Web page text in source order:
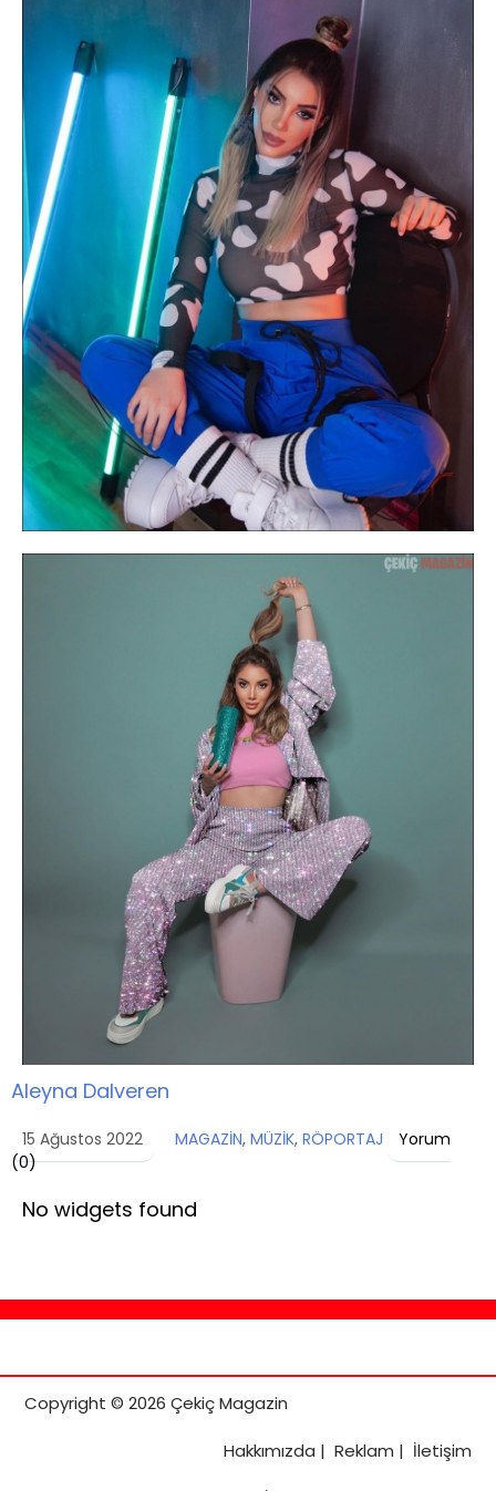
Aleyna Dalveren
15 Ağustos 2022 MAGAZİN, MÜZİK, RÖPORTAJ
Yorum
(0)
No widgets found
Copyright © 2026 Çekiç Magazin
Hakkımızda | Reklam | İletişim